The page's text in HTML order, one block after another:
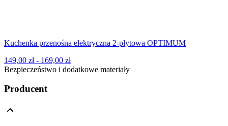
Kuchenka przenośna elektryczna 2-płytowa OPTIMUM
149,00 zł - 169,00 zł
Bezpieczeństwo i dodatkowe materiały
Producent